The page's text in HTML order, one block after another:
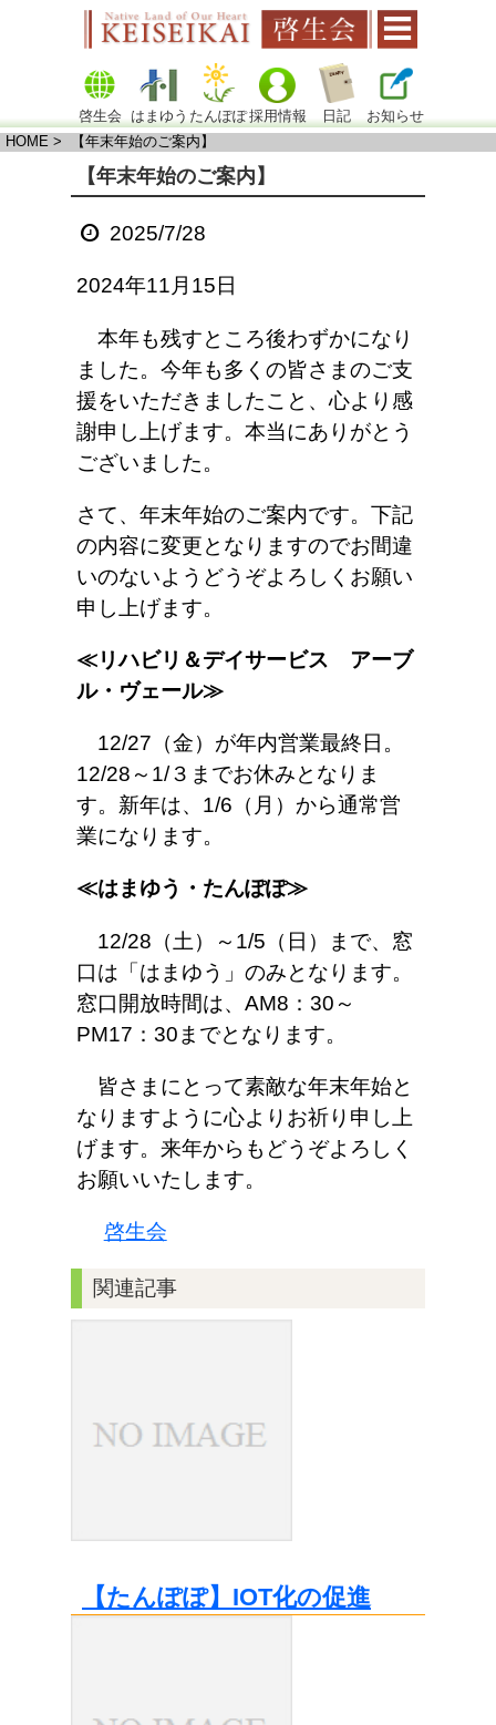
啓生会 はまゆう たんぽぽ採用情報 日記
お知らせ
HOME > 【年末年始のご案内】
【年末年始のご案内】
2025/7/28
2024年11月15日
本年も残すところ後わずかになり
ました。今年も多くの皆さまのご支
援をいただきましたこと、心より感
謝申し上げます。本当にありがとう
ございました。
さて、年末年始のご案内です。下記
の内容に変更となりますのでお間違
いのないようどうぞよろしくお願い
申し上げます。
≪リハビリ＆デイサービス アーブ
ル・ヴェール≫
12/27（金）が年内営業最終日。
12/28～1/３までお休みとなりま
す。新年は、1/6（月）から通常営
業になります。
≪はまゆう・たんぽぽ≫
12/28（土）～1/5（日）まで、窓
口は「はまゆう」のみとなります。
窓口開放時間は、AM8：30～
PM17：30までとなります。
皆さまにとって素敵な年末年始と
なりますように心よりお祈り申し上
げます。来年からもどうぞよろしく
お願いいたします。
啓生会
関連記事
【たんぽぽ】IOT化の促進